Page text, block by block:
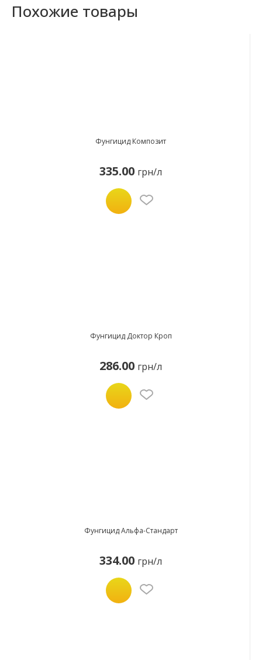
Похожие товары
Фунгицид Композит
335.00 грн/л
Фунгицид Доктор Кроп
286.00 грн/л
Фунгицид Альфа-Стандарт
334.00 грн/л